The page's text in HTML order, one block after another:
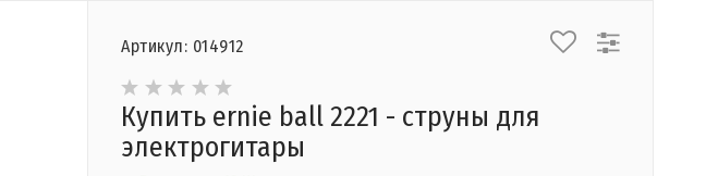
Артикул: 014912
Купить ernie ball 2221 - струны для
электрогитары